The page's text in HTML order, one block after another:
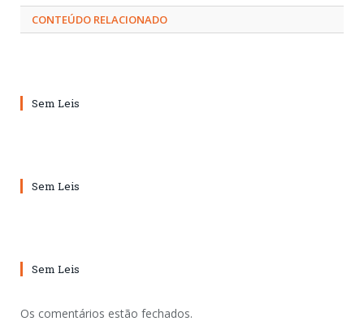
CONTEÚDO RELACIONADO
Sem Leis
Sem Leis
Sem Leis
Os comentários estão fechados.